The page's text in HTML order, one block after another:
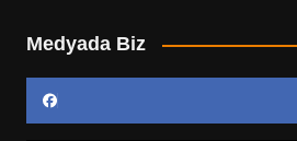
Medyada Biz